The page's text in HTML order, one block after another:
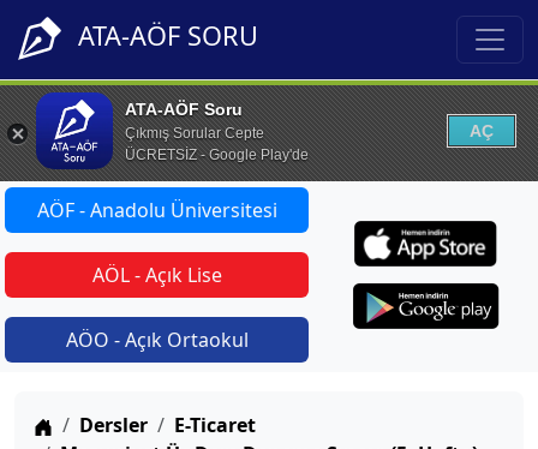
ATA-AÖF SORU
ATA-AÖF Soru
Çıkmış Sorular Cepte
ÜCRETSİZ - Google Play'de
AÇ
AÖF - Anadolu Üniversitesi
AÖL - Açık Lise
AÖO - Açık Ortaokul
Anasayfa
Dersler
E-Ticaret